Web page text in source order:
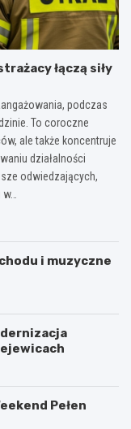
łączą siły
podczas
To coroczne
ale także koncentruje
działalności
odwiedzających,
i muzyczne
Pełen